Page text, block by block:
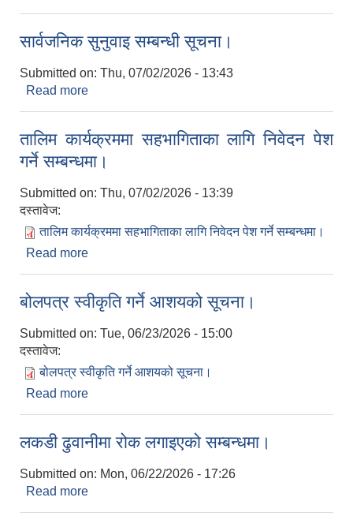
सार्वजनिक सुनुवाइ सम्बन्धी सूचना।
Submitted on: Thu, 07/02/2026 - 13:43
Read more
तालिम कार्यक्रममा सहभागिताका लागि निवेदन पेश
गर्ने सम्बन्धमा।
Submitted on: Thu, 07/02/2026 - 13:39
दस्तावेज:
तालिम कार्यक्रममा सहभागिताका लागि निवेदन पेश गर्ने सम्बन्धमा।
Read more
बोलपत्र स्वीकृति गर्ने आशयको सूचना।
Submitted on: Tue, 06/23/2026 - 15:00
दस्तावेज:
बोलपत्र स्वीकृति गर्ने आशयको सूचना।
Read more
लकडी ढुवानीमा रोक लगाइएको सम्बन्धमा।
Submitted on: Mon, 06/22/2026 - 17:26
Read more